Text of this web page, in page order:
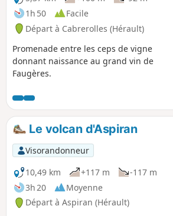
fortement recommandé de prolonger la
randonnée par un aller/retour à ce
magnifique monument.Attention :
randonnée déconseillée par forte chaleur
car il n'y a pas beaucoup d'ombre.
1h 50
Facile
Départ à Cabrerolles (Hérault)
Promenade entre les ceps de vigne
donnant naissance au grand vin de
Faugères.
Le volcan d'Aspiran
Visorandonneur
10,49 km
+117 m
-117 m
3h 20
Moyenne
Départ à Aspiran (Hérault)